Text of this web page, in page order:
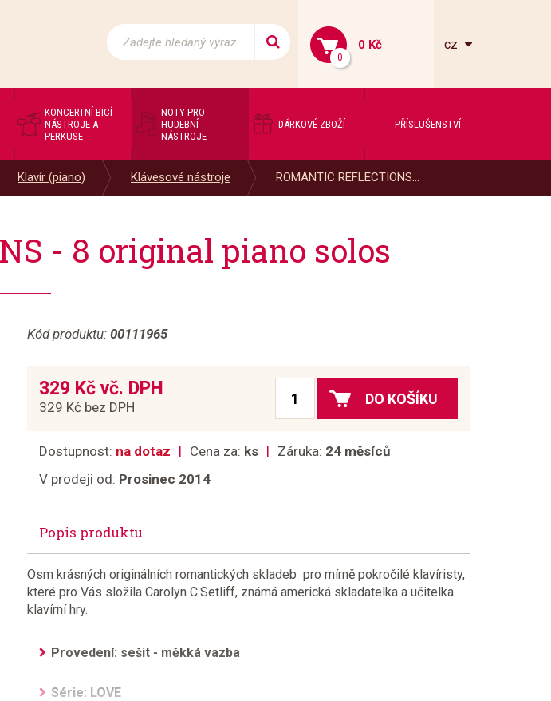
0
0 Kč cz
KONCERTNÍ BICÍ
NÁSTROJE A
PERKUSE
NOTY PRO
HUDEBNÍ
NÁSTROJE
DÁRKOVÉ ZBOŽÍ PŘÍSLUŠENSTVÍ
Klavír (piano) Klávesové nástroje ROMANTIC REFLECTIONS...
- 8 original piano solos
Kód produktu: 00111965
329 Kč vč. DPH
329 Kč bez DPH
DO KOŠÍKU
Dostupnost: na dotaz Cena za: ks Záruka: 24 měsíců
V prodeji od: Prosinec 2014
Popis produktu
Osm krásných originálních romantických skladeb pro mírně pokročilé klavíristy,
které pro Vás složila Carolyn C.Setliff, známá americká skladatelka a učitelka
klavírní hry.
Provedení: sešit - měkká vazba
Série: LOVE